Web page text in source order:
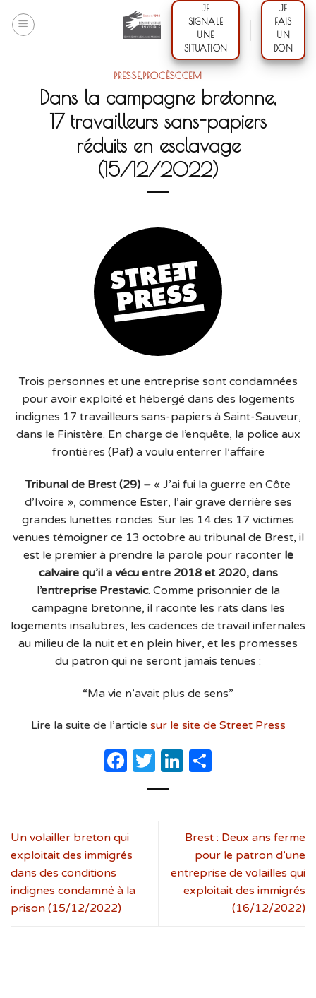
JE
SIGNALE
UNE
SITUATION
JE
FAIS
UN
DON
PRESSE,PROCÈSCCEM
Dans la campagne bretonne,
17 travailleurs sans-papiers
réduits en esclavage
(15/12/2022)
Trois personnes et une entreprise sont condamnées
pour avoir exploité et hébergé dans des logements
indignes 17 travailleurs sans-papiers à Saint-Sauveur,
dans le Finistère. En charge de l’enquête, la police aux
frontières (Paf) a voulu enterrer l’affaire
Tribunal de Brest (29) – « J’ai fui la guerre en Côte
d’Ivoire », commence Ester, l’air grave derrière ses
grandes lunettes rondes. Sur les 14 des 17 victimes
venues témoigner ce 13 octobre au tribunal de Brest, il
est le premier à prendre la parole pour raconter le
calvaire qu’il a vécu entre 2018 et 2020, dans
l’entreprise Prestavic. Comme prisonnier de la
campagne bretonne, il raconte les rats dans les
logements insalubres, les cadences de travail infernales
au milieu de la nuit et en plein hiver, et les promesses
du patron qui ne seront jamais tenues :
“Ma vie n’avait plus de sens”
Lire la suite de l’article sur le site de Street Press
Facebook
TwitterLinkedIn
Un volailler breton qui
exploitait des immigrés
dans des conditions
indignes condamné à la
prison (15/12/2022)
Brest : Deux ans ferme
pour le patron d’une
entreprise de volailles qui
exploitait des immigrés
(16/12/2022)